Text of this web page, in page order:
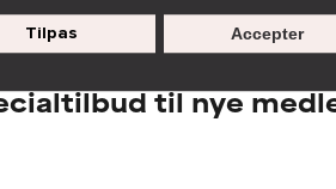
Tilpas Accepter
inflammation, tørhed osv. Kan
påvist, at ingrediensen gør mere skade
inflammation, tørhed osv. Kan
påvist, at ingrediensen gør mere skade
til nye